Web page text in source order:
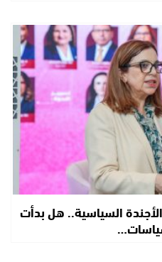
السياسية.. هل بدأت